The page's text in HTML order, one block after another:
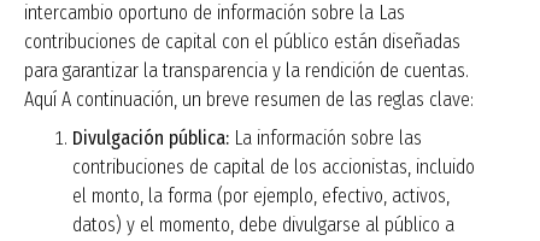
intercambio oportuno de información sobre la Las
contribuciones de capital con el público están diseñadas
para garantizar la transparencia y la rendición de cuentas.
Aquí A continuación, un breve resumen de las reglas clave:
Divulgación pública: La información sobre las
contribuciones de capital de los accionistas, incluido
el monto, la forma (por ejemplo, efectivo, activos,
datos) y el momento, debe divulgarse al público a